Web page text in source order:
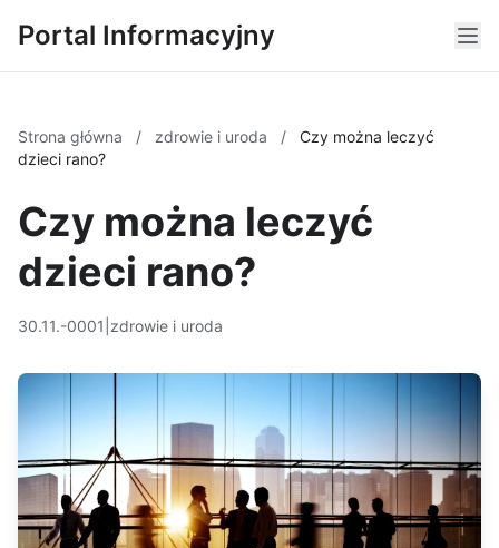
Portal Informacyjny
Strona główna / zdrowie i uroda /
Czy można leczyć
dzieci rano?
Czy można leczyć
dzieci rano?
30.11.-0001 zdrowie i uroda